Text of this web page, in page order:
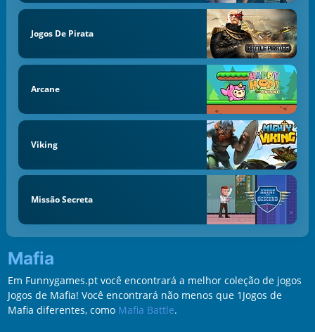
Jogos De Pirata
Arcane
Viking
Missão Secreta
Mafia
Em Funnygames.pt você encontrará a melhor coleção de jogos
Jogos de Mafia! Você encontrará não menos que 1Jogos de
Mafia diferentes, como Mafia Battle.